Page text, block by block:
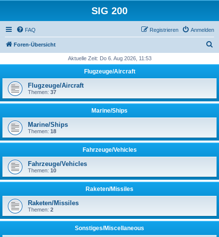
SIG 200
FAQ Anmelden
Registrieren
Foren-Übersicht
h
Aktuelle Zeit: Do 6. Aug 2026, 11:53
Flugzeuge/Aircraft
Flugzeuge/Aircraft
Themen: 37
Marine/Ships
Marine/Ships
Themen: 18
Fahrzeuge/Vehicles
Fahrzeuge/Vehicles
Themen: 10
Raketen/Missiles
Raketen/Missiles
Themen: 2
Sonstiges/Miscellaneous